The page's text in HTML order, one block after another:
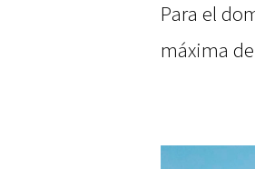
Para el
máxima